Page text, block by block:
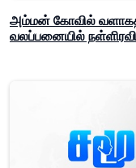
அம்மன் கோவில்
வலப்பனையில்